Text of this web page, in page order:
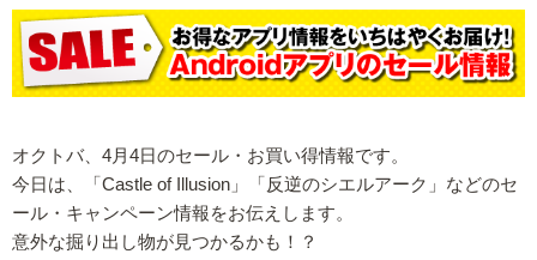
オクトバ、4月4日のセール・お買い得情報です。
今日は、「Castle of Illusion」「反逆のシエルアーク」などのセ
ール・キャンペーン情報をお伝えします。
意外な掘り出し物が見つかるかも！？